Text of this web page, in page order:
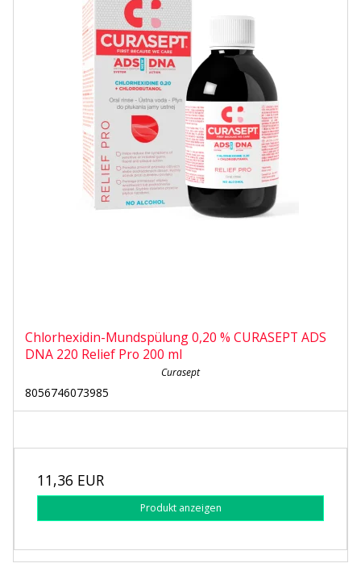
Chlorhexidin-Mundspülung 0,20 % CURASEPT ADS
DNA 220 Relief Pro 200 ml
Curasept
8056746073985
11,36 EUR
Produkt anzeigen